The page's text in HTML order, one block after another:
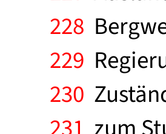
228
229
230